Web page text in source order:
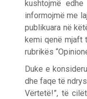
kushtojmë
informojmë me
publikuara në
kemi qenë mjaft
rubrikës
Duke e
dhe faqe të
Vërtetë!”, të